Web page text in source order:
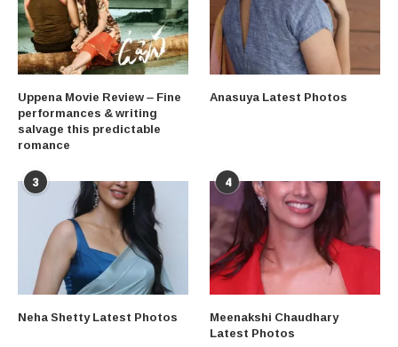
Uppena Movie Review – Fine
performances & writing
salvage this predictable
romance
Anasuya Latest Photos
3
Neha Shetty Latest Photos
4
Meenakshi Chaudhary
Latest Photos